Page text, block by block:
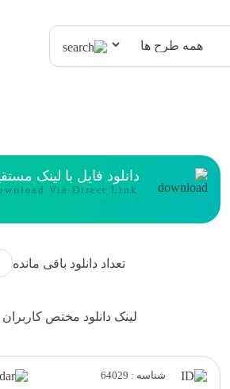
دانلود فایل با لینک
Via Direct Link
تعداد دانلود باقی مانده
لینک دانلود مختص
شناسه : 64029